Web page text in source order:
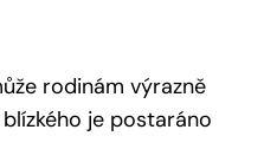
rodinám výrazně
je postaráno